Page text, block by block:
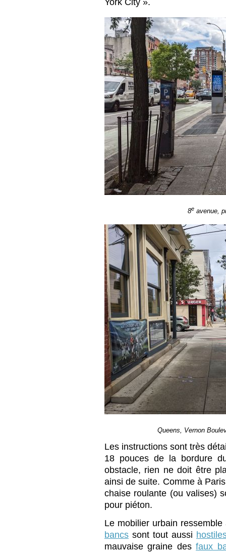
8e avenue,
Queens, Vernon
Les instructions sont très
18 pouces de la bordure
obstacle, rien ne doit être
ainsi de suite. Comme à
chaise roulante (ou valises)
pour piéton.
Le mobilier urbain
bancs sont tout aussi
mauvaise graine desfaux